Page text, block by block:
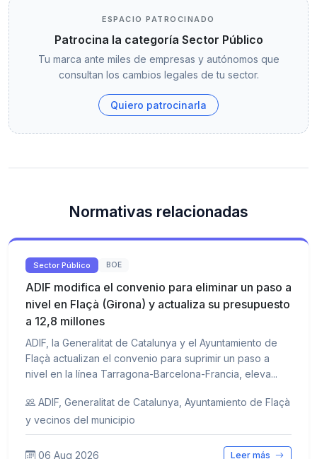
ESPACIO PATROCINADO
Patrocina la categoría Sector Público
Tu marca ante miles de empresas y autónomos que
consultan los cambios legales de tu sector.
Quiero patrocinarla
Normativas relacionadas
Sector Público BOE
ADIF modifica el convenio para eliminar un paso a
nivel en Flaçà (Girona) y actualiza su presupuesto
a 12,8 millones
ADIF, la Generalitat de Catalunya y el Ayuntamiento de
Flaçà actualizan el convenio para suprimir un paso a
nivel en la línea Tarragona-Barcelona-Francia, eleva...
ADIF, Generalitat de Catalunya, Ayuntamiento de Flaçà
y vecinos del municipio
06 Aug 2026 Leer más